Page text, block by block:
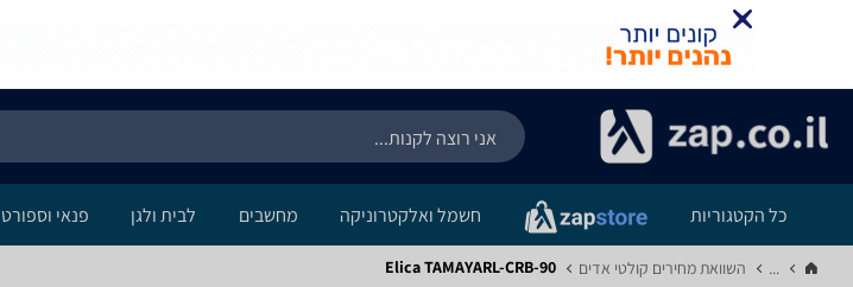
כל הקטגוריות חשמל ואלקטרוניקה מחשבים לבית ולגן פנאי וספורט
... השוואת מחירים קולטי אדים‏ Elica TAMAYARL-CRB-90